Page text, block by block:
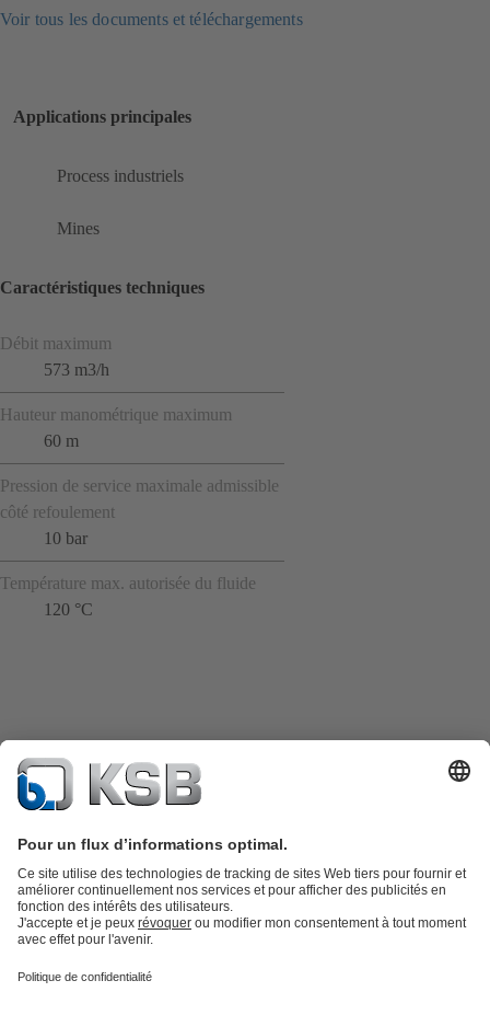
Voir tous les documents et téléchargements
Applications principales
Process industriels
Mines
Caractéristiques techniques
Débit maximum
573 m3/h
Hauteur manométrique maximum
60 m
Pression de service maximale admissible
côté refoulement
10 bar
Température max. autorisée du fluide
120 °C